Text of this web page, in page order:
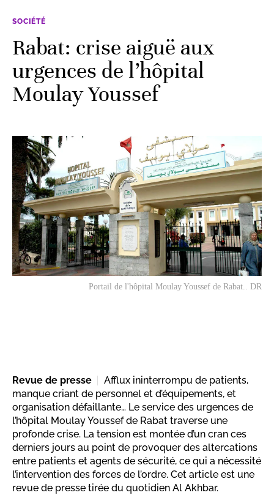
SOCIÉTÉ
Rabat: crise aiguë aux
urgences de l’hôpital
Moulay Youssef
Portail de l'hôpital Moulay Youssef de Rabat.. DR
Revue de presse
Afflux ininterrompu de patients,
manque criant de personnel et d’équipements, et
organisation défaillante… Le service des urgences de
l’hôpital Moulay Youssef de Rabat traverse une
profonde crise. La tension est montée d’un cran ces
derniers jours au point de provoquer des altercations
entre patients et agents de sécurité, ce qui a nécessité
l’intervention des forces de l’ordre. Cet article est une
revue de presse tirée du quotidien Al Akhbar.